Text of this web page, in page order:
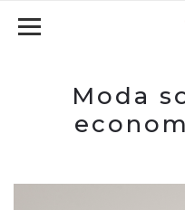
Moda